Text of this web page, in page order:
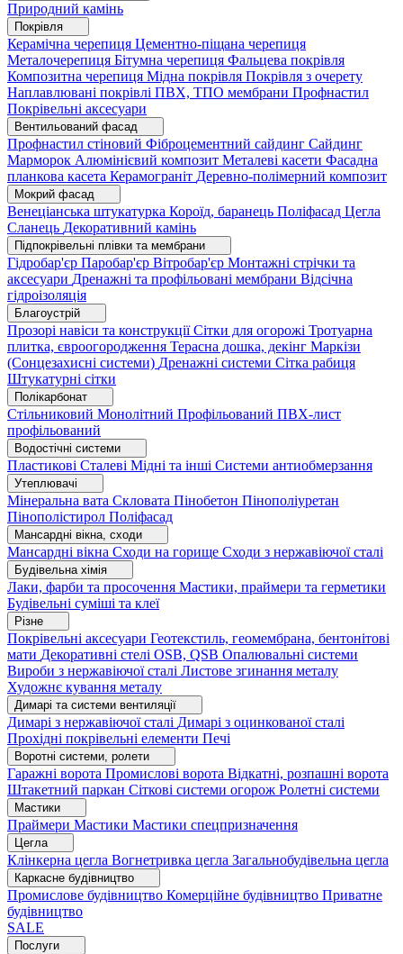
Природний камінь
Покрівля
Керамічна черепиця Цементно-піщана черепиця
Металочерепиця Бітумна черепиця Фальцева покрівля
Композитна черепиця Мідна покрівля Покрівля з очерету
Наплавлювані покрівлі ПВХ, ТПО мембрани Профнастил
Покрівельні аксесуари
Вентильований фасад
Профнастил стіновий Фіброцементний сайдинг Сайдинг
Марморок Алюмінієвий композит Металеві касети Фасадна
планкова касета Керамограніт Деревно-полімерний композит
Мокрий фасад
Венеціанська штукатурка Короїд, баранець Поліфасад Цегла
Сланець Декоративний камінь
Підпокрівельні плівки та мембрани
Гідробар'єр Паробар'єр Вітробар'єр Монтажні стрічки та
аксесуари Дренажні та профільовані мембрани Відсічна
гідроізоляція
Благоустрій
Прозорі навіси та конструкціїСітки для огорожі Тротуарна
плитка, євроогородження Терасна дошка, декінг Маркізи
(Сонцезахисні системи) Дренажні системи Сітка рабиця
Штукатурні сітки
Полікарбонат
Стільниковий Монолітний Профільований ПВХ-лист
профільований
Водостічні системи
Пластикові Сталеві Мідні та інші Системи антиобмерзання
Утеплювачі
Мінеральна вата Скловата Пінобетон Пінополіуретан
Пінополістирол Поліфасад
Мансардні вікна, сходи
Мансардні вікна Сходи на горище Сходи з нержавіючої сталі
Будівельна хімія
Лаки, фарби та просочення Мастики, праймери та герметики
Будівельні суміші та клеї
Різне
Покрівельні аксесуари Геотекстиль, геомембрана, бентонітові
мати Декоративні стелі OSB, QSB Опалювальні системи
Вироби з нержавіючої сталі Листове згинання металу
Художнє кування металу
Димарі та системи вентиляції
Димарі з нержавіючої сталі Димарі з оцинкованої сталі
Прохідні покрівельні елементи Печі
Воротні системи, ролети
Гаражні ворота Промислові ворота Відкатні, розпашні ворота
Штакетний паркан Сіткові системи огорож Ролетні системи
Мастики
Праймери Мастики Мастики спецпризначення
Цегла
Клінкерна цегла Вогнетривка цегла Загальнобудівельна цегла
Каркасне будівництво
Промислове будівництво Комерційне будівництво Приватне
будівництво
SALE
Послуги